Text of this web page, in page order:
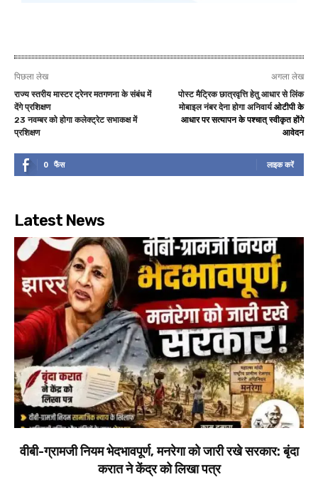
पिछला लेख
राज्य स्तरीय मास्टर ट्रेनर मतगणना के संबंध में
देंगे प्रशिक्षण
23 नवम्बर को होगा कलेक्ट्रेट सभाकक्ष में
प्रशिक्षण
अगला लेख
पोस्ट मैट्रिक छात्रवृत्ति हेतु आधार से लिंक
मोबाइल नंबर देना होगा अनिवार्यओटीपी के
आधार पर सत्यापन के पश्चात् स्वीकृत होंगे
आवेदन
0 फैंस लाइक करें
Latest News
वीबी-ग्रामजी नियम भेदभावपूर्ण, मनरेगा को जारी रखे सरकार: बृंदा
करात ने केंद्र को लिखा पत्र